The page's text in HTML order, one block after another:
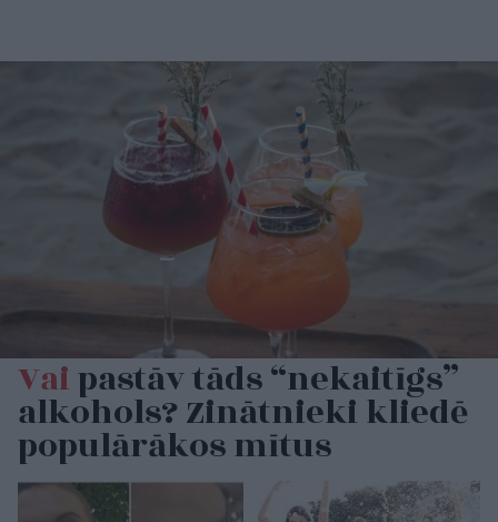
Vaipastāv tāds “nekaitīgs”
alkohols? Zinātnieki kliedē
populārākos mītus